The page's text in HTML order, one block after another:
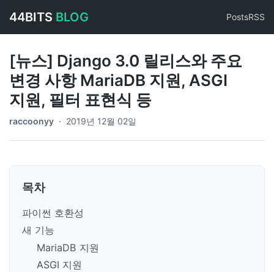
44BITS BLOG PostsRSS
[뉴스] Django 3.0 릴리스와 주요
변경 사항 MariaDB 지원, ASGI
지원, 필터 표현식 등
raccoonyy · 2019년 12월 02일
목차
파이썬 호환성
새 기능
MariaDB 지원
ASGI 지원